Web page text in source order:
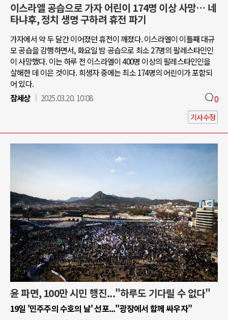
이스라엘 공습으로 가자 어린이 174명 이상 사망… 네
타냐후, 정치 생명 구하려 휴전 파기
가자에서 약 두 달간 이어졌던 휴전이 깨졌다. 이스라엘이 이틀째 대규
모 공습을 감행하면서, 화요일 밤 공습으로 최소 27명의 팔레스타인인
이 사망했다. 이는 하루 전 이스라엘이 400명 이상의 팔레스타인인을
살해한 데 이은 것이다. 희생자 중에는 최소 174명의 어린이가 포함되
어 있다.
참세상
2025.03.20. 10:08 0
기사수정
윤 파면, 100만 시민 행진..."하루도 기다릴 수 없다"
19일 '민주주의 수호의 날' 선포..."광장에서 함께 싸우자"